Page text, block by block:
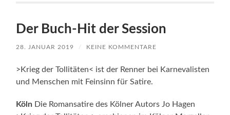
Der Buch-Hit der Session
28. JANUAR 2019 / KEINE KOMMENTARE
>Krieg der Tollitäten< ist der Renner bei Karnevalisten
und Menschen mit Feinsinn für Satire.
Köln Die Romansatire des Kölner Autors Jo Hagen